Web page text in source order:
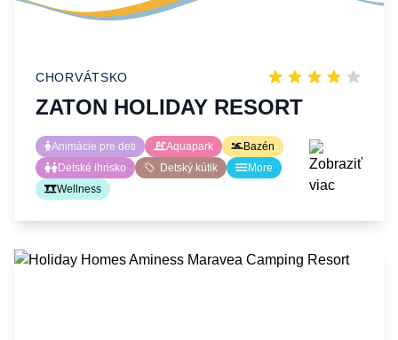
CHORVÁTSKO
ZATON HOLIDAY RESORT
Animácie pre deti Aquapark
Bazén
Detské ihrisko
Detský kútik
More
Wellness